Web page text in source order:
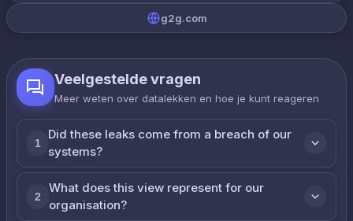
g2g.com
Veelgestelde vragen
Meer weten over datalekken en hoe je kunt reageren
1
Did these leaks come from a breach of our
systems?
2
What does this view represent for our
organisation?